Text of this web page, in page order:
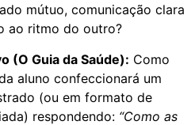
mútuo, comunicação clara
ao ritmo do outro?
(O Guia da Saúde): Como
aluno confeccionará um
(ou em formato de
respondendo: “Como as